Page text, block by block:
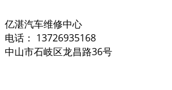
亿湛汽车维修中心
电话： 13726935168
中山市石岐区龙昌路36号